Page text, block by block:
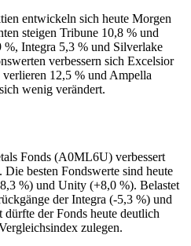
entwickeln sich heute Morgen
steigen Tribune 10,8 % und
Integra 5,3 % und Silverlake
verbessern sich Excelsior
12,5 % und Ampella
wenig verändert.
Fonds (A0ML6U) verbessert
besten Fondswerte sind heute
%) und Unity (+8,0 %). Belastet
der Integra (-5,3 %) und
der Fonds heute deutlich
zulegen.